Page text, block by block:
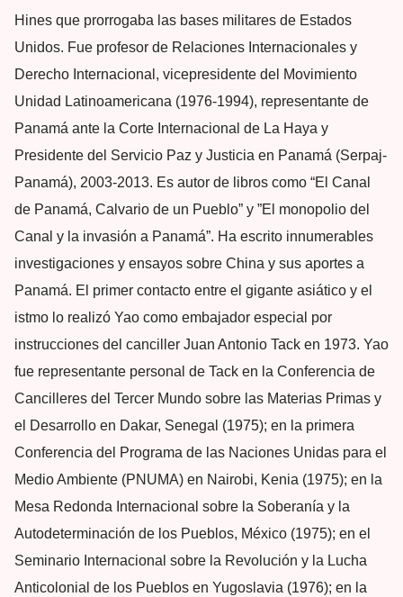
Hines que prorrogaba las bases militares de Estados
Unidos. Fue profesor de Relaciones Internacionales y
Derecho Internacional, vicepresidente del Movimiento
Unidad Latinoamericana (1976-1994), representante de
Panamá ante la Corte Internacional de La Haya y
Presidente del Servicio Paz y Justicia en Panamá (Serpaj-
Panamá), 2003-2013. Es autor de libros como “El Canal
de Panamá, Calvario de un Pueblo” y ”El monopolio del
Canal y la invasión a Panamá”. Ha escrito innumerables
investigaciones y ensayos sobre China y sus aportes a
Panamá. El primer contacto entre el gigante asiático y el
istmo lo realizó Yao como embajador especial por
instrucciones del canciller Juan Antonio Tack en 1973. Yao
fue representante personal de Tack en la Conferencia de
Cancilleres del Tercer Mundo sobre las Materias Primas y
el Desarrollo en Dakar, Senegal (1975); en la primera
Conferencia del Programa de las Naciones Unidas para el
Medio Ambiente (PNUMA) en Nairobi, Kenia (1975); en la
Mesa Redonda Internacional sobre la Soberanía y la
Autodeterminación de los Pueblos, México (1975); en el
Seminario Internacional sobre la Revolución y la Lucha
Anticolonial de los Pueblos en Yugoslavia (1976); en la